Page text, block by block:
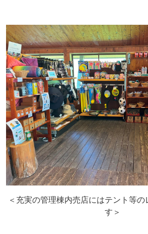
＜充実の管理棟内売店にはテント等の
す＞